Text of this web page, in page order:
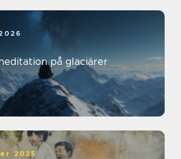
på glaciärer
2025